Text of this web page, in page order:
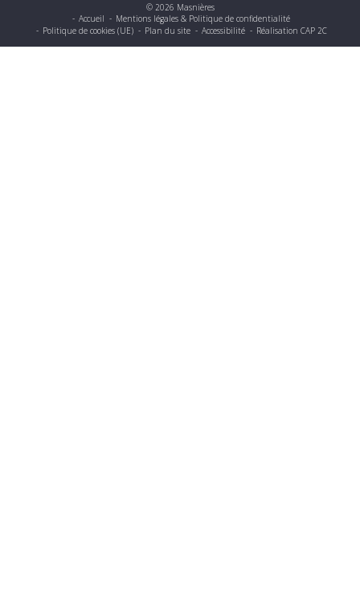
© 2026 Masnières
Accueil
Mentions légales & Politique de confidentialité
Politique de cookies (UE)
Plan du site Accessibilité Réalisation CAP 2C